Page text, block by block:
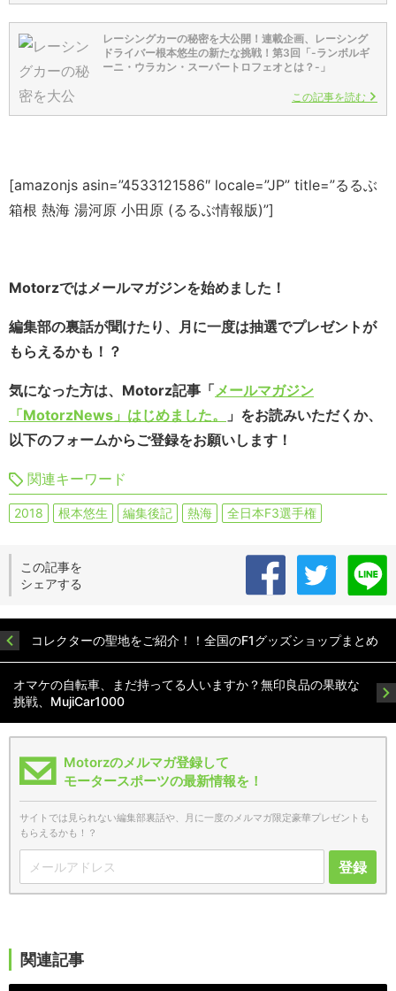
レーシングカーの秘密を大公開！連載企画、レーシング
ドライバー根本悠生の新たな挑戦！第3回「-ランボルギ
ーニ・ウラカン・スーパートロフェオとは？-」
この記事を読む
[amazonjs asin=”4533121586″ locale=”JP” title=”るるぶ
箱根 熱海 湯河原 小田原 (るるぶ情報版)”]
Motorzではメールマガジンを始めました！
編集部の裏話が聞けたり、月に一度は抽選でプレゼントが
もらえるかも！？
気になった方は、Motorz記事「メールマガジン
「MotorzNews」はじめました。
」をお読みいただくか、
以下のフォームからご登録をお願いします！
関連キーワード
2018 根本悠生 編集後記 熱海 全日本F3選手権
この記事を
シェアする
コレクターの聖地をご紹介！！全国のF1グッズショップまとめ
オマケの自転車、まだ持ってる人いますか？無印良品の果敢な
挑戦、MujiCar1000
Motorzのメルマガ登録して
モータースポーツの最新情報を！
サイトでは見られない編集部裏話や、月に一度のメルマガ限定豪華プレゼントも
もらえるかも！？
登録
関連記事